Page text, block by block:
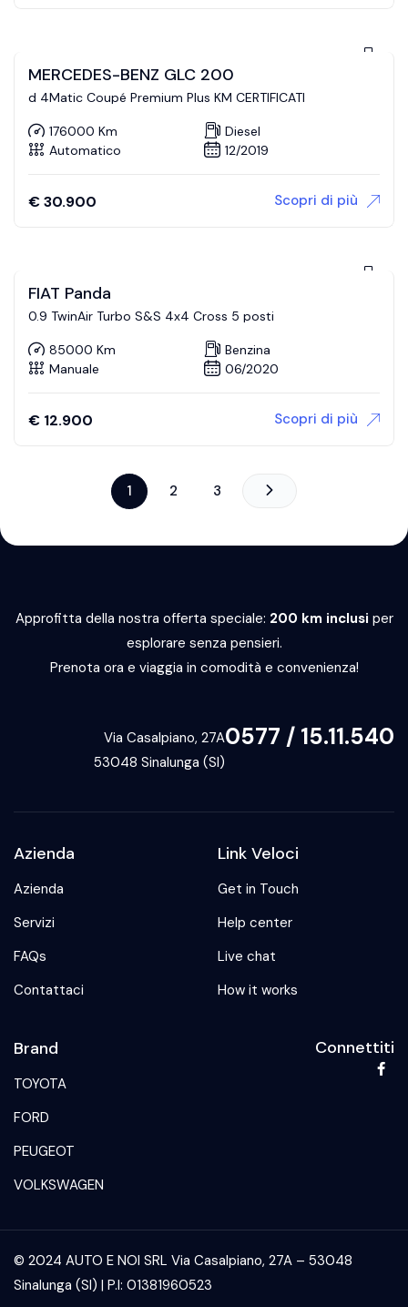
MERCEDES-BENZ GLC 200
d 4Matic Coupé Premium Plus KM CERTIFICATI
176000 Km
Diesel
Automatico
12/2019
€30.900 Scopri di più
FIAT Panda
0.9 TwinAir Turbo S&S 4x4 Cross 5 posti
85000 Km
Benzina
Manuale
06/2020
€ 12.900 Scopri di più
1 2 3
Approfitta della nostra offerta speciale: 200 km inclusi per
esplorare senza pensieri.
Prenota ora e viaggia in comodità e convenienza!
0577 / 15.11.540
Via Casalpiano, 27A
53048 Sinalunga (SI)
Azienda
Azienda
Servizi
FAQs
Contattaci
Link Veloci
Get in Touch
Help center
Live chat
How it works
Brand
TOYOTA
FORD
PEUGEOT
VOLKSWAGEN
Connettiti
© 2024 AUTO E NOI SRL Via Casalpiano, 27A – 53048
Sinalunga (SI) | P.I: 01381960523